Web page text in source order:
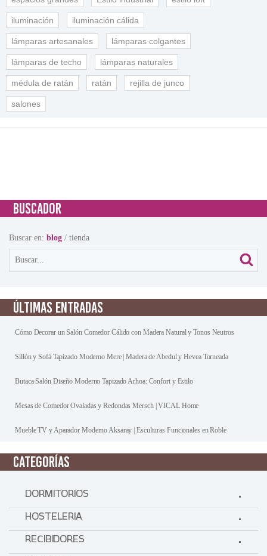
iluminación iluminación cálida
lámparas artesanales lámparas colgantes
lámparas de techo lámparas naturales
médula de ratán ratán rejilla de junco
salones
BUSCADOR
Buscar en: blog / tienda
ÚLTIMAS ENTRADAS
Cómo Decorar un Salón Comedor Cálido con Madera Natural y Tonos Neutros
Sillón y Sofá Tapizado Moderno Mere | Madera de Abedul y Hevea Torneada
Butaca Salón Diseño Moderno Tapizado Arhoa: Confort y Estilo
Mesas de Comedor Ovaladas y Redondas Mersch | VICAL Home
Mueble TV y Aparador Moderno Aksaray | Esculturas Funcionales en Roble
CATEGORÍAS
DORMITORIOS
HOSTELERIA
RECIBIDORES